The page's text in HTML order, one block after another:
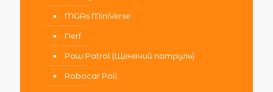
MGAs MiniVerse
Nerf
Paw Patrol (Щенячий патруль)
Robocar Poli